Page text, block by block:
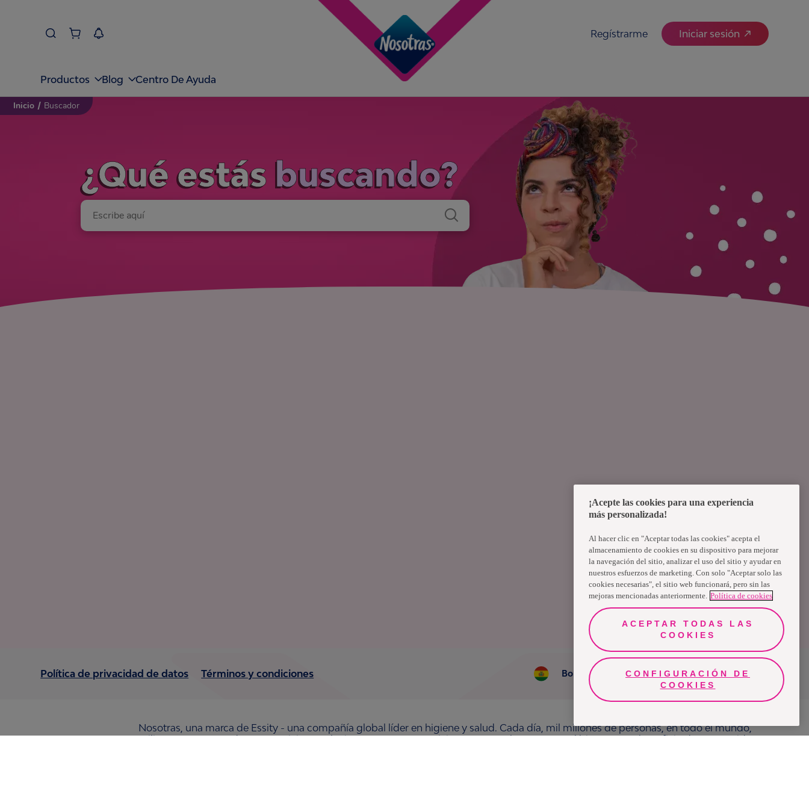
Regístrarme Iniciar sesión
Productos Blog Centro De Ayuda
¿Qué estásbuscando?
Inicio / Buscador
Política de privacidad de datos Términos y condiciones Bolivia
Nosotras, una marca de Essity - una compañía global líder en higiene y salud. Cada día, mil millones de personas, en todo el mundo,
utilizan nuestros productos, servicios y soluciones. Nuestro propósito es romper barreras por el bienestar en beneficio de consumidores,
¡Acepte las cookies para una experiencia
más personalizada!
Al hacer clic en "Aceptar todas las cookies" acepta el
almacenamiento de cookies en su dispositivo para mejorar
la navegación del sitio, analizar el uso del sitio y ayudar en
nuestros esfuerzos de marketing. Con solo "Aceptar solo las
cookies necesarias", el sitio web funcionará, pero sin las
mejoras mencionadas anteriormente. Política de cookies
ACEPTAR TODAS LAS
COOKIES
CONFIGURACIÓN DE
COOKIES